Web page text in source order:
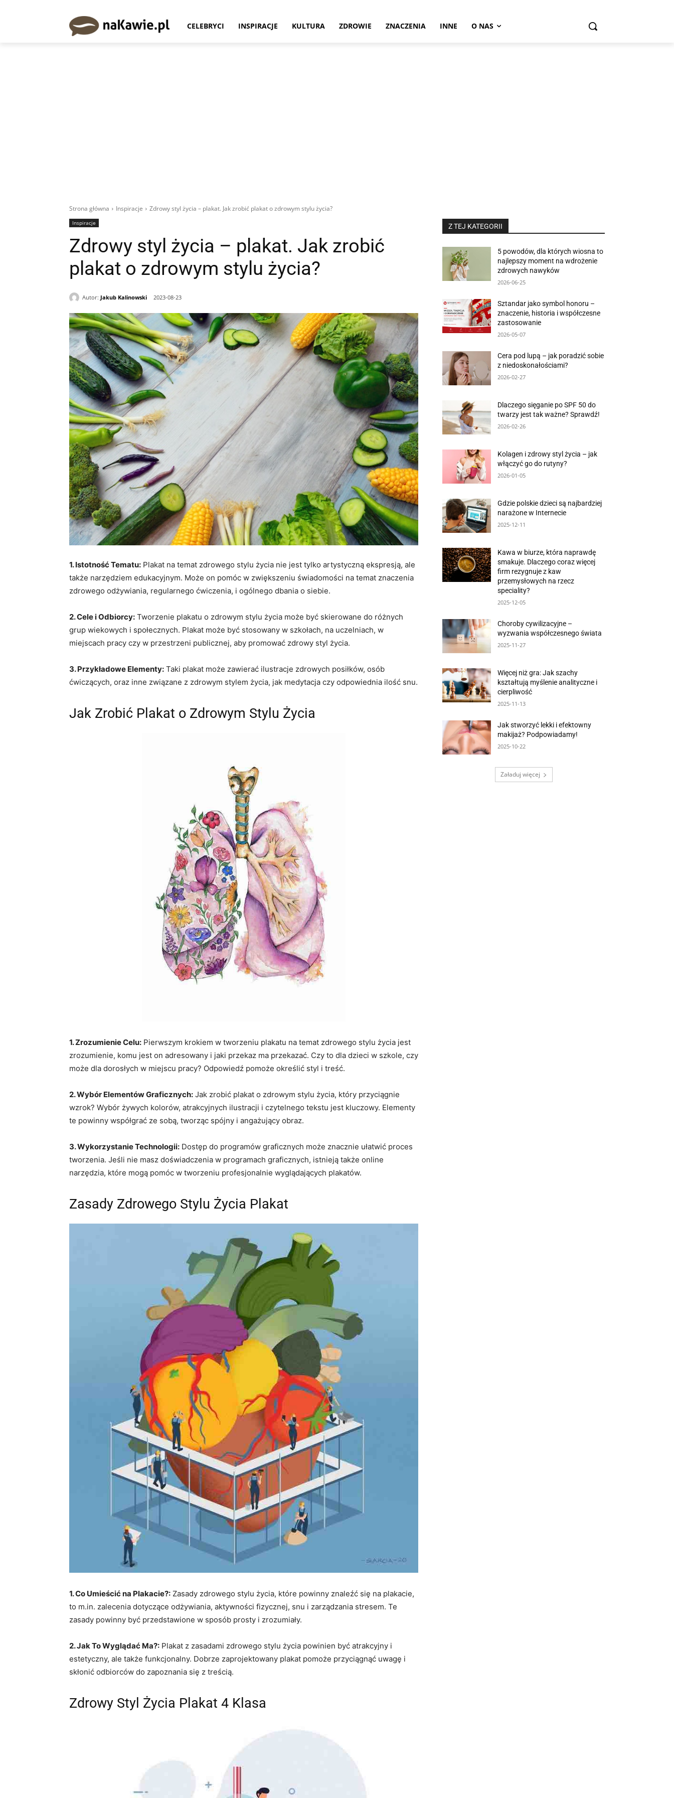
CELEBRYCI INSPIRACJE KULTURA ZDROWIE ZNACZENIA INNE O NAS
Strona główna Inspiracje Zdrowy styl życia – plakat. Jak zrobić plakat o zdrowym stylu życia?
Inspiracje
Zdrowy styl życia – plakat. Jak zrobić
plakat o zdrowym stylu życia?
Autor: Jakub Kalinowski 2023-08-23
1. Istotność Tematu: Plakat na temat zdrowego stylu życia nie jest tylko artystyczną ekspresją, ale
także narzędziem edukacyjnym. Może on pomóc w zwiększeniu świadomości na temat znaczenia
zdrowego odżywiania, regularnego ćwiczenia, i ogólnego dbania o siebie.
2. Cele i Odbiorcy: Tworzenie plakatu o zdrowym stylu życia może być skierowane do różnych
grup wiekowych i społecznych. Plakat może być stosowany w szkołach, na uczelniach, w
miejscach pracy czy w przestrzeni publicznej, aby promować zdrowy styl życia.
3. Przykładowe Elementy: Taki plakat może zawierać ilustracje zdrowych posiłków, osób
ćwiczących, oraz inne związane z zdrowym stylem życia, jak medytacja czy odpowiednia ilość snu.
Jak Zrobić Plakat o Zdrowym Stylu Życia
1. Zrozumienie Celu: Pierwszym krokiem w tworzeniu plakatu na temat zdrowego stylu życia jest
zrozumienie, komu jest on adresowany i jaki przekaz ma przekazać. Czy to dla dzieci w szkole, czy
może dla dorosłych w miejscu pracy? Odpowiedź pomoże określić styl i treść.
2. Wybór Elementów Graficznych: Jak zrobić plakat o zdrowym stylu życia, który przyciągnie
wzrok? Wybór żywych kolorów, atrakcyjnych ilustracji i czytelnego tekstu jest kluczowy. Elementy
te powinny współgrać ze sobą, tworząc spójny i angażujący obraz.
3. Wykorzystanie Technologii: Dostęp do programów graficznych może znacznie ułatwić proces
tworzenia. Jeśli nie masz doświadczenia w programach graficznych, istnieją także online
narzędzia, które mogą pomóc w tworzeniu profesjonalnie wyglądających plakatów.
Zasady Zdrowego Stylu Życia Plakat
1. Co Umieścić na Plakacie?: Zasady zdrowego stylu życia, które powinny znaleźć się na plakacie,
to m.in. zalecenia dotyczące odżywiania, aktywności fizycznej, snu i zarządzania stresem. Te
zasady powinny być przedstawione w sposób prosty i zrozumiały.
2. Jak To Wyglądać Ma?: Plakat z zasadami zdrowego stylu życia powinien być atrakcyjny i
estetyczny, ale także funkcjonalny. Dobrze zaprojektowany plakat pomoże przyciągnąć uwagę i
skłonić odbiorców do zapoznania się z treścią.
Zdrowy Styl Życia Plakat 4 Klasa
Z TEJ KATEGORII
5 powodów, dla których wiosna to
najlepszy moment na wdrożenie
zdrowych nawyków
2026-06-25
Sztandar jako symbol honoru –
znaczenie, historia i współczesne
zastosowanie
2026-05-07
Cera pod lupą – jak poradzić sobie
z niedoskonałościami?
2026-02-27
Dlaczego sięganie po SPF 50 do
twarzy jest tak ważne? Sprawdź!
2026-02-26
Kolagen i zdrowy styl życia – jak
włączyć go do rutyny?
2026-01-05
Gdzie polskie dzieci są najbardziej
narażone w Internecie
2025-12-11
Kawa w biurze, która naprawdę
smakuje. Dlaczego coraz więcej
firm rezygnuje z kaw
przemysłowych na rzecz
speciality?
2025-12-05
Choroby cywilizacyjne –
wyzwania współczesnego świata
2025-11-27
Więcej niż gra: Jak szachy
kształtują myślenie analityczne i
cierpliwość
2025-11-13
Jak stworzyć lekki i efektowny
makijaż? Podpowiadamy!
2025-10-22
Załaduj więcej